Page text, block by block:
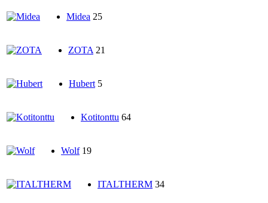
Midea 25
ZOTA 21
Hubert 5
Kotitonttu 64
Wolf 19
ITALTHERM 34